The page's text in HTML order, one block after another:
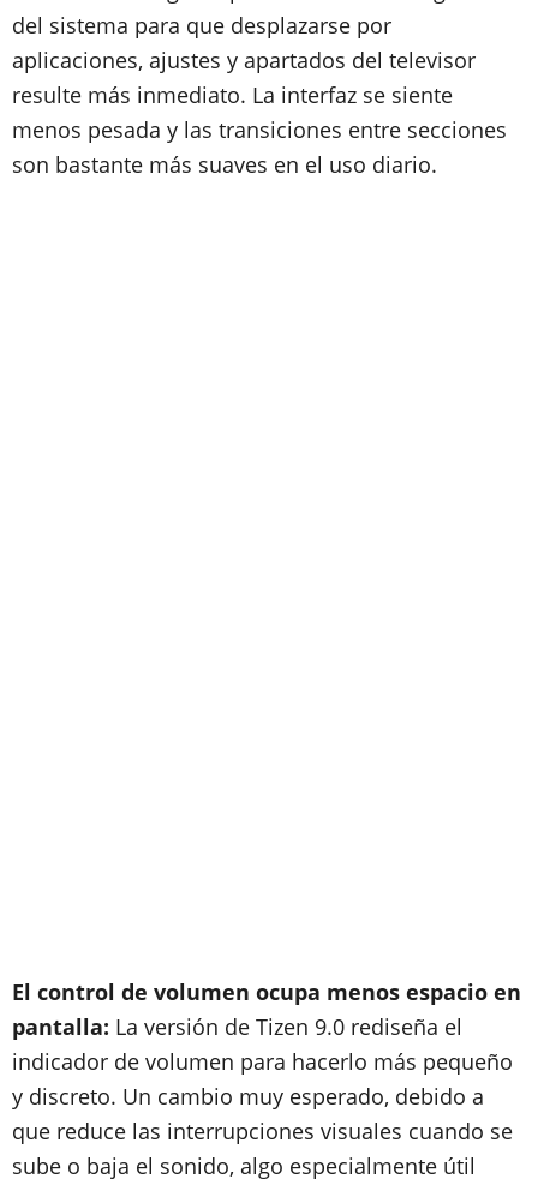
del sistema para que desplazarse por
aplicaciones, ajustes y apartados del televisor
resulte más inmediato. La interfaz se siente
menos pesada y las transiciones entre secciones
son bastante más suaves en el uso diario.
El control de volumen ocupa menos espacio en
pantalla: La versión de Tizen 9.0 rediseña el
indicador de volumen para hacerlo más pequeño
y discreto. Un cambio muy esperado, debido a
que reduce las interrupciones visuales cuando se
sube o baja el sonido, algo especialmente útil